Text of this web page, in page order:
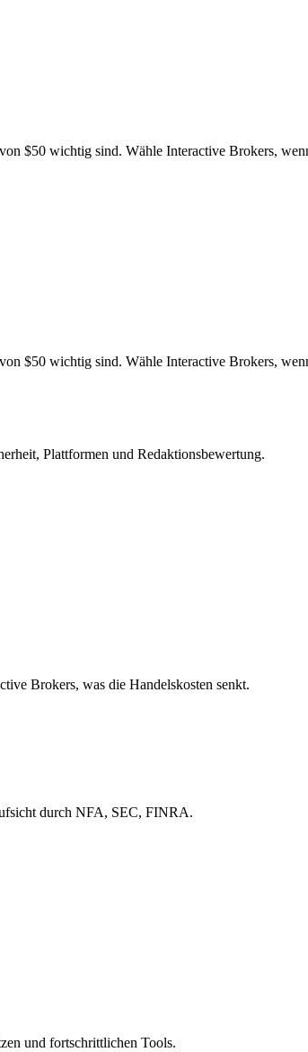
$50 wichtig sind. Wähle Interactive Brokers,
$50 wichtig sind. Wähle Interactive Brokers,
Plattformen und Redaktionsbewertung.
Brokers, was die Handelskosten senkt.
durch NFA, SEC, FINRA.
und fortschrittlichen Tools.